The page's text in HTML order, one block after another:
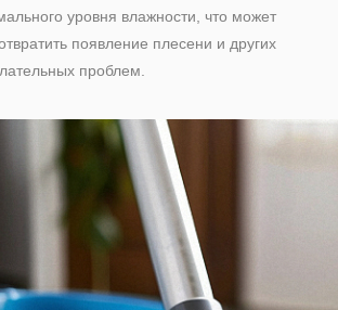
уровня влажности, что может
появление плесени и других
проблем.